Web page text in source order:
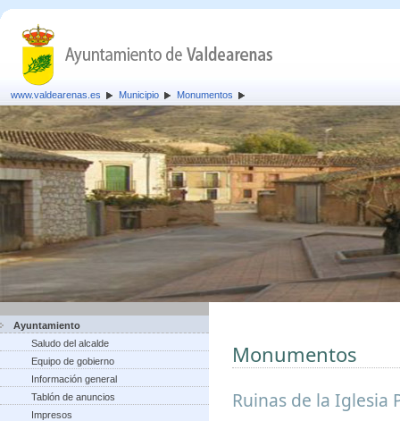
www.valdearenas.es Municipio Monumentos
Ayuntamiento
Saludo del alcalde
Equipo de gobierno
Información general
Tablón de anuncios
Impresos
Monumentos
Ruinas de la